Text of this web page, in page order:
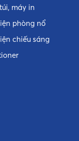
máy in
phòng nổ
chiếu sáng